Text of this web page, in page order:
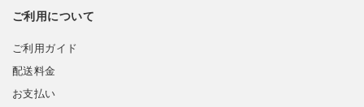
ご利用について
ご利用ガイド
配送料金
お支払い